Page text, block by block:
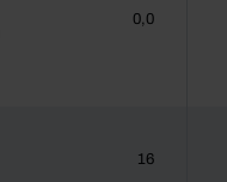
0,0
16